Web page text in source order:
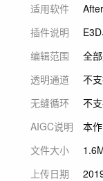
适用软件
插件说明
编辑范围
全
透明通道
不
无缝循环
不
AIGC说明
本
文件大小
上传日期